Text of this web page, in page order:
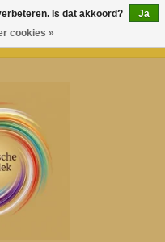
Is dat akkoord?
Ja
cookies »